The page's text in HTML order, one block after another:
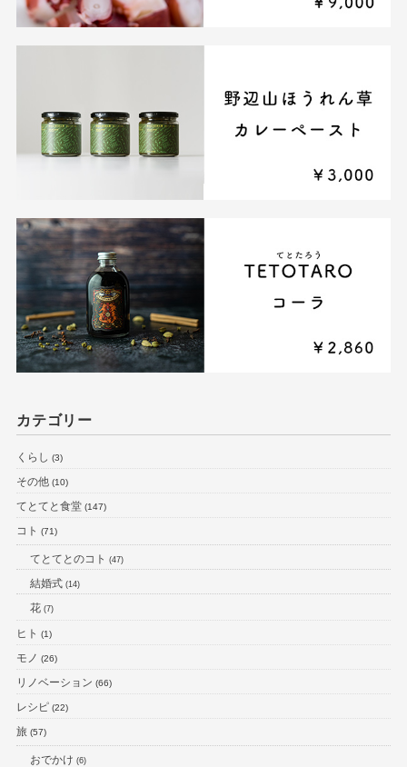
カテゴリー
くらし (3)
その他(10)
てとてと食堂(147)
コト (71)
てとてとのコト (47)
結婚式(14)
花(7)
ヒト (1)
モノ (26)
リノベーション (66)
レシピ(22)
旅 (57)
おでかけ (6)